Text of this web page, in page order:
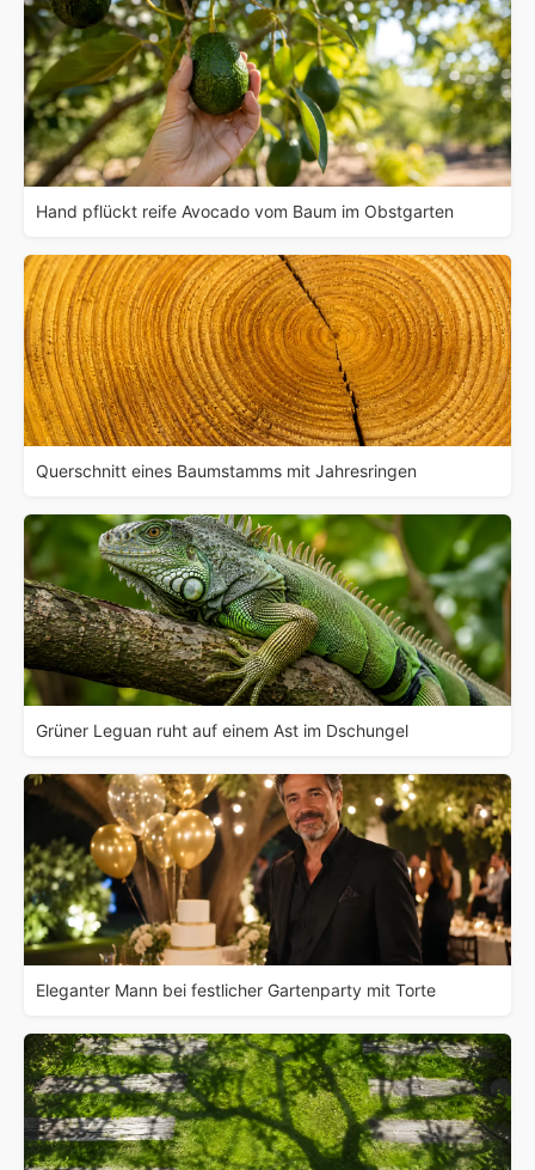
Hand pflückt reife Avocado vom Baum im Obstgarten
Querschnitt eines Baumstamms mit Jahresringen
Grüner Leguan ruht auf einem Ast im Dschungel
Eleganter Mann bei festlicher Gartenparty mit Torte